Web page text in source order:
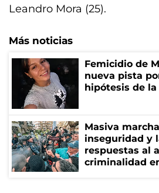
Leandro Mora (25).
Más noticias
Femicidio de
nueva pista
hipótesis de la
Masiva
inseguridad y
respuestas al
criminalidad